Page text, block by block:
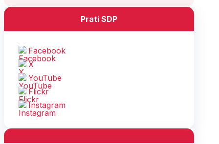
Prati SDP
Facebook
X
YouTube
Flickr
Instagram